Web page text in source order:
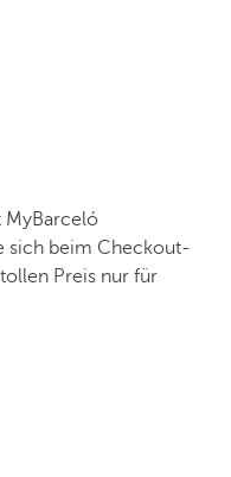
MyBarceló
sich beim Checkout-
Preis nur für